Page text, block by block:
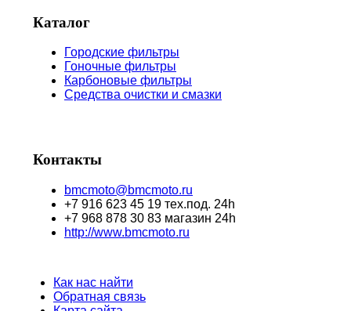
Каталог
Городские фильтры
Гоночные фильтры
Карбоновые фильтры
Средства очистки и смазки
Контакты
bmcmoto@bmcmoto.ru
+7 916 623 45 19 тех.под. 24h
+7 968 878 30 83 магазин 24h
http://www.bmcmoto.ru
Как нас найти
Обратная связь